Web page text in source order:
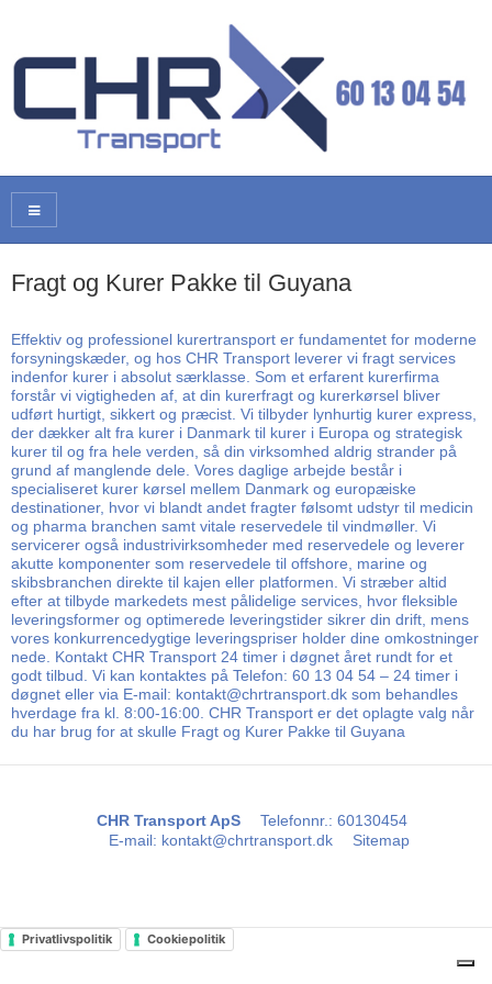
Fragt og Kurer Pakke til Guyana
Effektiv og professionel kurertransport er fundamentet for moderne
forsyningskæder, og hos CHR Transport leverer vi fragt services
indenfor kurer i absolut særklasse. Som et erfarent kurerfirma
forstår vi vigtigheden af, at din kurerfragt og kurerkørsel bliver
udført hurtigt, sikkert og præcist. Vi tilbyder lynhurtig kurer express,
der dækker alt fra kurer i Danmark til kurer i Europa og strategisk
kurer til og fra hele verden, så din virksomhed aldrig strander på
grund af manglende dele. Vores daglige arbejde består i
specialiseret kurer kørsel mellem Danmark og europæiske
destinationer, hvor vi blandt andet fragter følsomt udstyr til medicin
og pharma branchen samt vitale reservedele til vindmøller. Vi
servicerer også industrivirksomheder med reservedele og leverer
akutte komponenter som reservedele til offshore, marine og
skibsbranchen direkte til kajen eller platformen. Vi stræber altid
efter at tilbyde markedets mest pålidelige services, hvor fleksible
leveringsformer og optimerede leveringstider sikrer din drift, mens
vores konkurrencedygtige leveringspriser holder dine omkostninger
nede. Kontakt CHR Transport 24 timer i døgnet året rundt for et
godt tilbud. Vi kan kontaktes på Telefon: 60 13 04 54 – 24 timer i
døgnet eller via E-mail: kontakt@chrtransport.dk som behandles
hverdage fra kl. 8:00-16:00. CHR Transport er det oplagte valg når
du har brug for at skulle Fragt og Kurer Pakke til Guyana
CHR Transport ApS Telefonnr.: 60130454
E-mail: kontakt@chrtransport.dk Sitemap
Privatlivspolitik Cookiepolitik